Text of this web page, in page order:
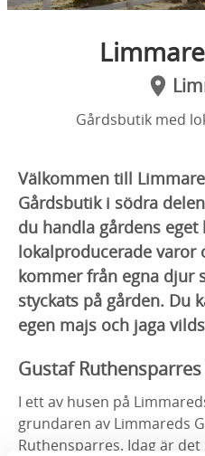
Gårdsbutik med
Välkommen till
Gårdsbutik i södra
du handla gårdens eget
lokalproducerade varor
kommer från egna djur
styckats på gården. Du
egen majs och jaga
Gustaf
I ett av husen på
grundaren av Limmareds
Ruthensparres. Idag är